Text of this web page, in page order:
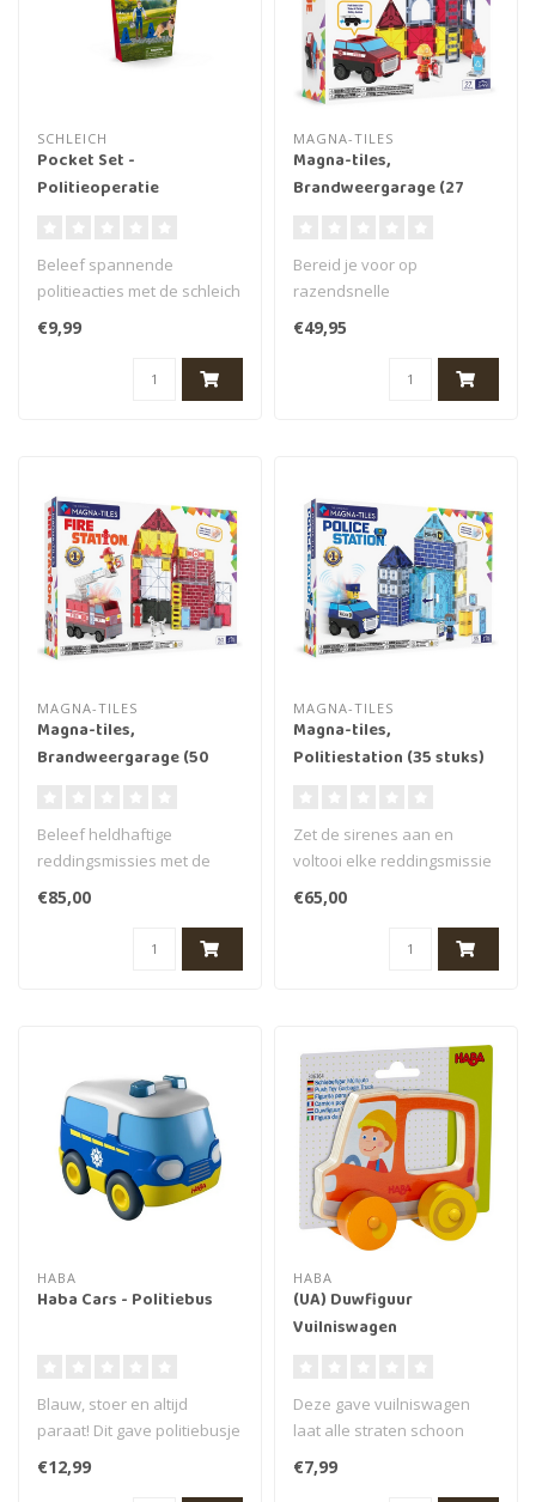
SCHLEICH
Pocket Set -
Politieoperatie
Beleef spannende
politieacties met de schleich
POCKET SETS politie
operatie spee..
€9,99
MAGNA-TILES
Magna-tiles,
Brandweergarage (27
Bereid je voor op
razendsnelle
reddingsacties met de
Magna Tiles Fire Rescue
€49,95
MAGNA-TILES
Magna-tiles,
Brandweergarage (50
Beleef heldhaftige
reddingsmissies met de
Magna Tiles
Brandweerstation Set!
€85,00
MAGNA-TILES
Magna-tiles,
Politiestation (35 stuks)
Zet de sirenes aan en
voltooi elke reddingsmissie
met de Magna Tiles
Politiestat..
€65,00
HABA
Haba Cars - Politiebus
Blauw, stoer en altijd
paraat! Dit gave politiebusje
is klaar voor elke achtervo..
€12,99
HABA
(UA) Duwfiguur
Vuilniswagen
Deze gave vuilniswagen
laat alle straten schoon
achter! De vuilniswagen is
gemaa..
€7,99